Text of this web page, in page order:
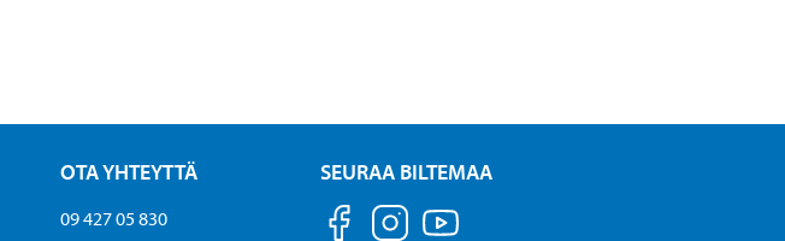
OTA YHTEYTTÄ
09 427 05 830
SEURAA BILTEMAA